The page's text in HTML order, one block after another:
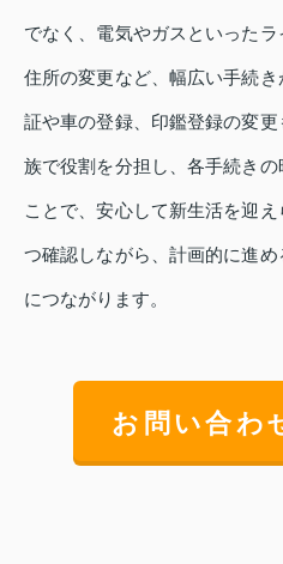
でなく、電気やガスといった
住所の変更など、幅広い手続
証や車の登録、印鑑登録の変
族で役割を分担し、各手続き
ことで、安心して新生活を迎
つ確認しながら、計画的に進
につながります。
お問い合わ